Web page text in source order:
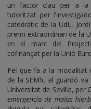
un factor clau per a la
tutoritzat per
catedràtic de la UdL,
premi extraordinari de la
en el marc del
cofinançat per la Unió
Pel que fa a la modalitat
de la SEMh, el guardó
Universitat de Sevilla, per
emergencia de malas